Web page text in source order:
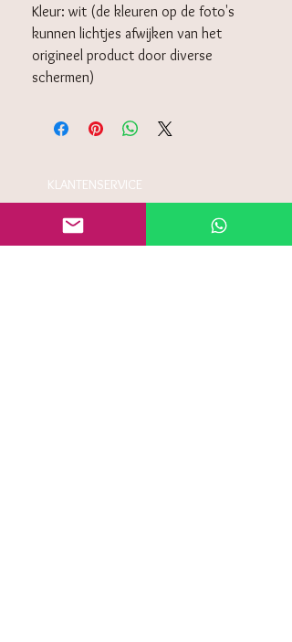
Kleur: wit (de kleuren op de foto's
kunnen lichtjes afwijken van het
origineel product door diverse
schermen)
KLANTENSERVICE
Algemeen voorwaarden
Retourneren